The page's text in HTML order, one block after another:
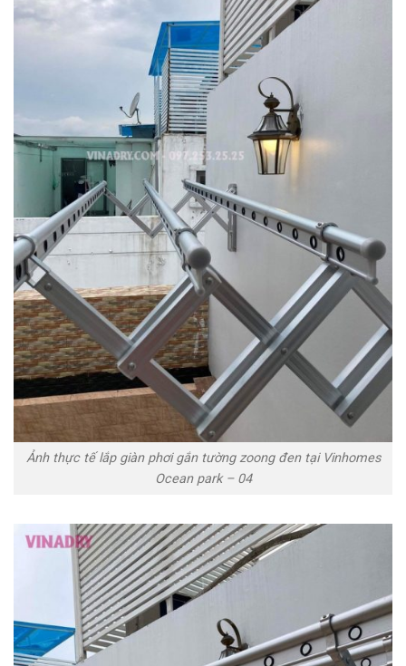
Ảnh thực tế lắp giàn phơi gắn tường zoong đen tại Vinhomes
Ocean park – 04